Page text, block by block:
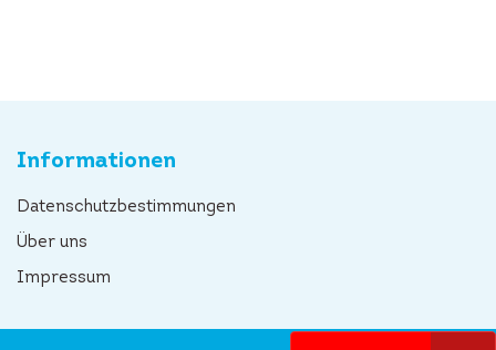
Informationen
Datenschutzbestimmungen
Über uns
Impressum